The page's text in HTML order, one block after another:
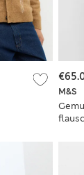
M&S